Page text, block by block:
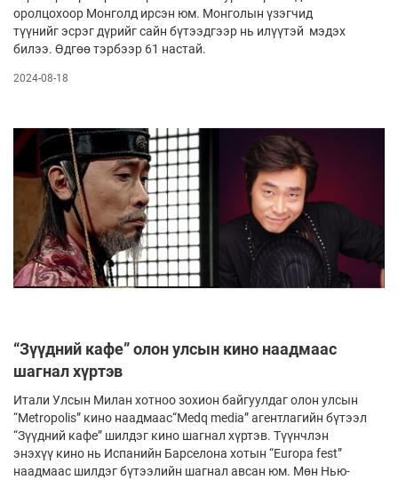
оролцохоор Монголд ирсэн юм. Монголын үзэгчид
түүнийг эсрэг дүрийг сайн бүтээдгээр нь илүүтэй мэдэх
билээ. Өдгөө тэрбээр 61 настай.
2024-08-18
“Зүүдний кафе” олон улсын кино наадмаас
шагнал хүртэв
Итали Улсын Милан хотноо зохион байгуулдаг олон улсын
“Metropolis” кино наадмаас“Medq media” агентлагийн бүтээл
“Зүүдний кафе” шилдэг кино шагнал хүртэв. Түүнчлэн
энэхүү кино нь Испанийн Барселона хотын “Europa fest”
наадмаас шилдэг бүтээлийн шагнал авсан юм. Мөн Нью-